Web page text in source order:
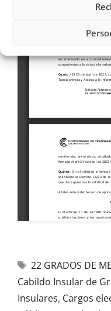
22 GRADOS DE
Cabildo Insular de
Insulares, Cargos